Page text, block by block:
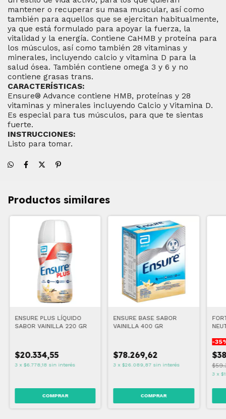
mantener o recuperar su masa muscular, así como
también para aquellos que se ejercitan habitualmente,
ya que está formulado para apoyar la fuerza, la
vitalidad y la energía. Contiene CaHMB y proteína para
los músculos, así como también 28 vitaminas y
minerales, incluyendo calcio y vitamina D para la
salud ósea. También contiene omega 3 y 6 y no
contiene grasas trans.
CARACTERÍSTICAS:
Ensure® Advance contiene HMB, proteínas y 28
vitaminas y minerales incluyendo Calcio y Vitamina D.
Es especial para tus músculos, para que te sientas
fuerte.
INSTRUCCIONES:
Listo para tomar.
Productos similares
ENSURE PLUS LÍQUIDO
SABOR VAINILLA 220 GR
$20.334,55
3 x $6.778,18 sin interés
ENSURE BASE SABOR
VAINILLA 400 GR
$78.269,62
3 x $26.089,87 sin interés
-35
3 x